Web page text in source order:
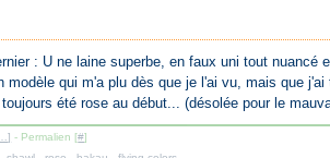
: U ne laine superbe, en faux uni tout nuancé
modèle qui m'a plu dès que je l'ai vu, mais que j'ai
été rose au début... (désolée pour le
…] - Permalien [#]